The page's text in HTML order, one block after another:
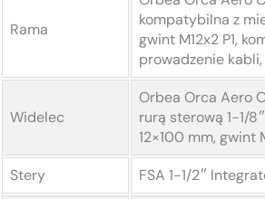
Rama
kompatybilna z
gwint M12x2 P1,
prowadzenie kabli,
Widelec
Orbea Orca Aero
rurą sterową 1-1/
12×100 mm, gwint
Stery
FSA 1-1/2″